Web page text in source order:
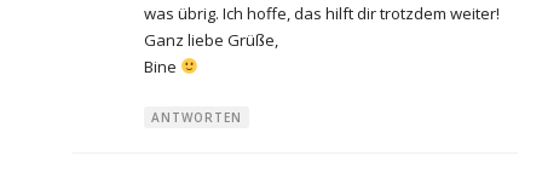
was übrig. Ich hoffe, das hilft dir trotzdem weiter!
Ganz liebe Grüße,
Bine
ANTWORTEN